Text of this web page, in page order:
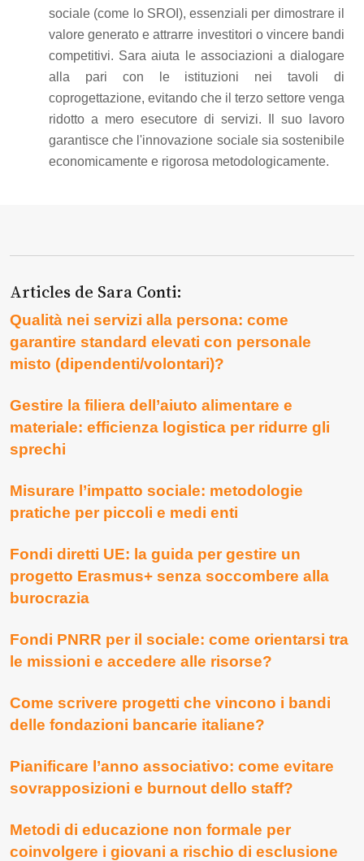
sociale (come lo SROI), essenziali per dimostrare il
valore generato e attrarre investitori o vincere bandi
competitivi. Sara aiuta le associazioni a dialogare
alla pari con le istituzioni nei tavoli di
coprogettazione, evitando che il terzo settore venga
ridotto a mero esecutore di servizi. Il suo lavoro
garantisce che l'innovazione sociale sia sostenibile
economicamente e rigorosa metodologicamente.
Articles de Sara Conti:
Qualità nei servizi alla persona: come
garantire standard elevati con personale
misto (dipendenti/volontari)?
Gestire la filiera dell’aiuto alimentare e
materiale: efficienza logistica per ridurre gli
sprechi
Misurare l’impatto sociale: metodologie
pratiche per piccoli e medi enti
Fondi diretti UE: la guida per gestire un
progetto Erasmus+ senza soccombere alla
burocrazia
Fondi PNRR per il sociale: come orientarsi tra
le missioni e accedere alle risorse?
Come scrivere progetti che vincono i bandi
delle fondazioni bancarie italiane?
Pianificare l’anno associativo: come evitare
sovrapposizioni e burnout dello staff?
Metodi di educazione non formale per
coinvolgere i giovani a rischio di esclusione